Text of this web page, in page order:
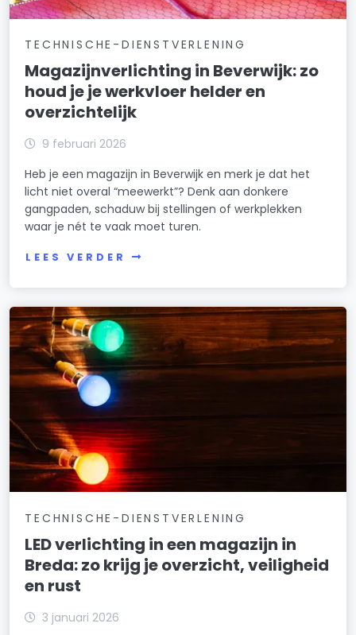
TECHNISCHE-DIENSTVERLENING
Magazijnverlichting in Beverwijk: zo
houd je je werkvloer helder en
overzichtelijk
9 februari 2026
Heb je een magazijn in Beverwijk en merk je dat het
licht niet overal “meewerkt”? Denk aan donkere
gangpaden, schaduw bij stellingen of werkplekken
waar je nét te vaak moet turen.
LEES VERDER
TECHNISCHE-DIENSTVERLENING
LED verlichting in een magazijn in
Breda: zo krijg je overzicht, veiligheid
en rust
3 januari 2026